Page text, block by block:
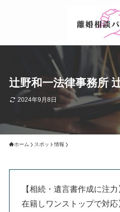
辻野和一法律事務所
2024年9月8日
ホーム スポット情報
【相続・遺言書作成に注
在籍しワンストップで対